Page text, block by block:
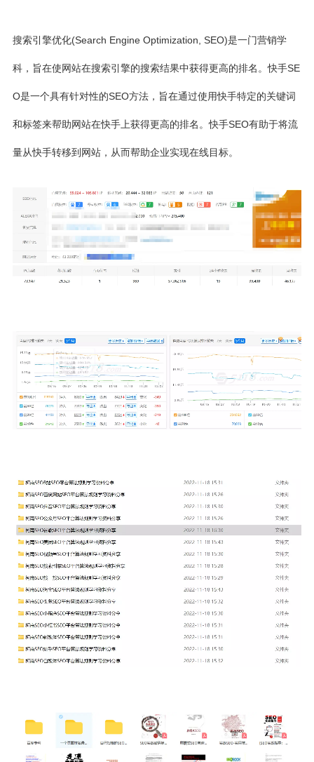
搜索引擎优化(Search Engine Optimization, SEO)是一门营销学
科，旨在使网站在搜索引擎的搜索结果中获得更高的排名。快手SE
O是一个具有针对性的SEO方法，旨在通过使用快手特定的关键词
和标签来帮助网站在快手上获得更高的排名。快手SEO有助于将流
量从快手转移到网站，从而帮助企业实现在线目标。